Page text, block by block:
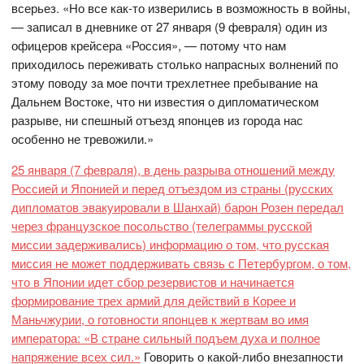
всерьез. «Но все как-то изверились в возможность в войны,
— записал в дневнике от 27 января (9 февраля) один из
офицеров крейсера «Россия», — потому что нам
приходилось переживать столько напрасных волнений по
этому поводу за мое почти трехлетнее пребывание на
Дальнем Востоке, что ни известия о дипломатическом
разрыве, ни спешный отъезд японцев из города нас
особенно не тревожили.»
25 января (7 февраля), в день разрыва отношений между
Россией и Японией и перед отъездом из страны (русских
дипломатов эвакуировали в Шанхай) барон Розен передал
через французское посольство (телеграммы русской
миссии задерживались) информацию о том, что русская
миссия не может поддерживать связь с Петербургом, о том,
что в Японии идет сбор резервистов и начинается
формирование трех армий для действий в Корее и
Маньчжурии, о готовности японцев к жертвам во имя
императора: «В стране сильный подъем духа и полное
напряжение всех сил.» Говорить о какой-либо внезапности